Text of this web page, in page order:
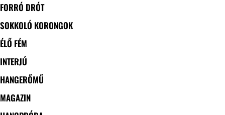
FORRÓ DRÓT
SOKKOLÓ KORONGOK
ÉLŐ FÉM
INTERJÚ
HANGERŐMŰ
MAGAZIN